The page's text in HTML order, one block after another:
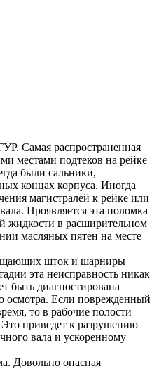
Самая распространенная
местами подтеков на рейке
были сальники,
концах корпуса. Иногда
магистралей к рейке или
Проявляется эта поломка
жидкости в расширительном
масляных пятен на месте
шток и шарниры
эта неисправность никак
быть диагностирована
осмотра. Если поврежденный
то в рабочие полости
приведет к разрушению
вала и ускоренному
Довольно опасная